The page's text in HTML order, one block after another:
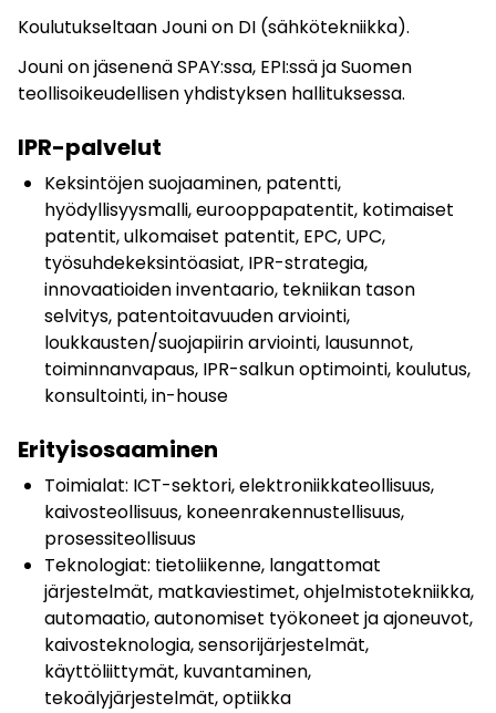
Koulutukseltaan Jouni on DI (sähkötekniikka).
Jouni on jäsenenä SPAY:ssa, EPI:ssä ja Suomen
teollisoikeudellisen yhdistyksen hallituksessa.
IPR-palvelut
Keksintöjen suojaaminen, patentti,
hyödyllisyysmalli, eurooppapatentit, kotimaiset
patentit, ulkomaiset patentit, EPC, UPC,
työsuhdekeksintöasiat, IPR-strategia,
innovaatioiden inventaario, tekniikan tason
selvitys, patentoitavuuden arviointi,
loukkausten/suojapiirin arviointi, lausunnot,
toiminnanvapaus, IPR-salkun optimointi, koulutus,
konsultointi, in-house
Erityisosaaminen
Toimialat: ICT-sektori, elektroniikkateollisuus,
kaivosteollisuus, koneenrakennustellisuus,
prosessiteollisuus
Teknologiat: tietoliikenne, langattomat
järjestelmät, matkaviestimet, ohjelmistotekniikka,
automaatio, autonomiset työkoneet ja ajoneuvot,
kaivosteknologia, sensorijärjestelmät,
käyttöliittymät, kuvantaminen,
tekoälyjärjestelmät, optiikka